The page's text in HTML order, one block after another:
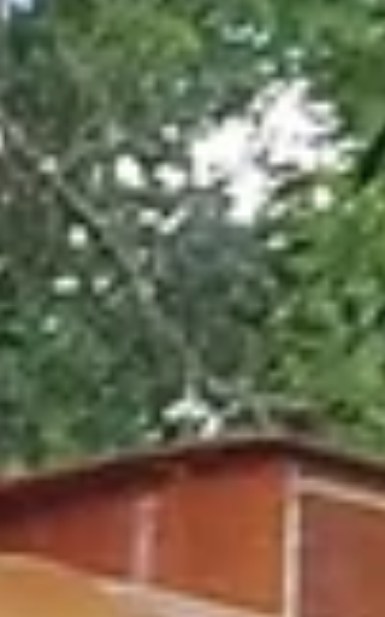
Arquitetônico e Ambiental de Jaguariúna
(CONPHAAJ) garante proteção ao p